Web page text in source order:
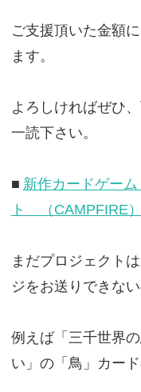
ご支援頂いた金額
ます。
よろしければぜひ
一読下さい。
■ 新作カードゲー
ト （CAMPFIRE）
まだプロジェクト
ジをお送りできな
例えば「三千世界
い」の「鳥」カード